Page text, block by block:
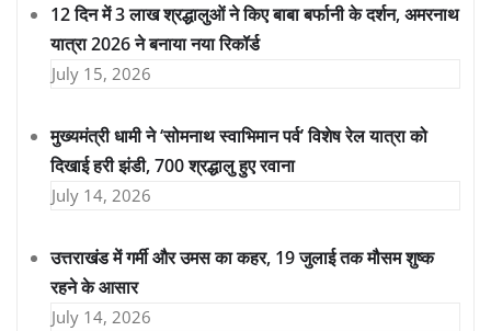
12 दिन में 3 लाख श्रद्धालुओं ने किए बाबा बर्फानी के दर्शन, अमरनाथ
यात्रा 2026 ने बनाया नया रिकॉर्ड
July 15, 2026
मुख्यमंत्री धामी ने ‘सोमनाथ स्वाभिमान पर्व’ विशेष रेल यात्रा को
दिखाई हरी झंडी, 700 श्रद्धालु हुए रवाना
July 14, 2026
उत्तराखंड में गर्मी और उमस का कहर, 19 जुलाई तक मौसम शुष्क
रहने के आसार
July 14, 2026